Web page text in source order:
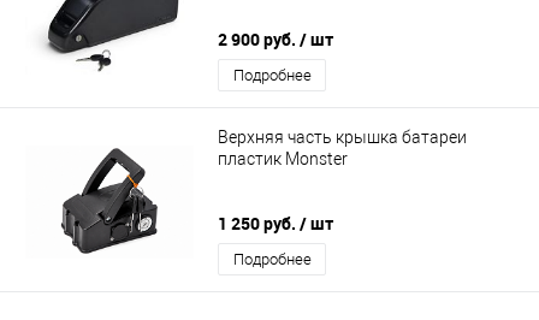
2 900 руб. / шт
Подробнее
Верхняя часть крышка батареи
пластик Monster
1 250 руб. / шт
Подробнее